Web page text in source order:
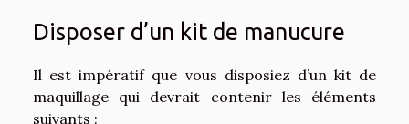
Disposer d’un kit de manucure
Il est impératif que vous disposiez d’un kit de
maquillage qui devrait contenir les éléments
suivants :